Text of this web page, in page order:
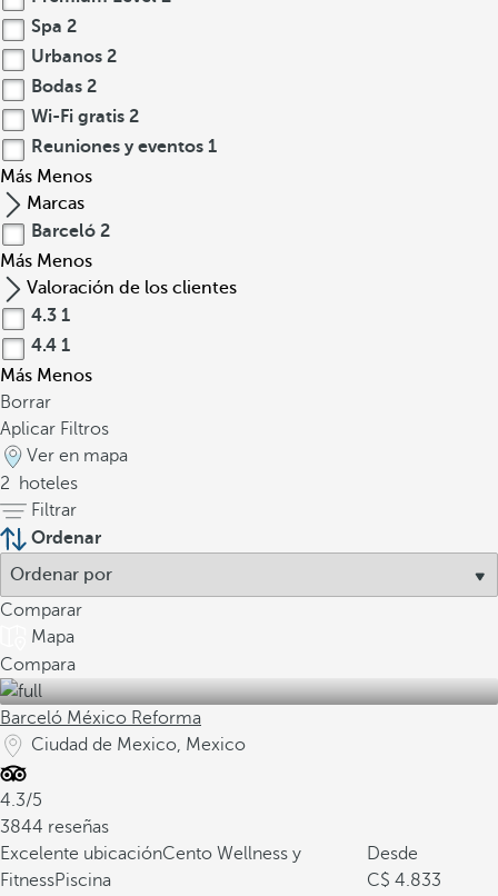
Spa 2
Urbanos 2
Bodas 2
Wi-Fi gratis 2
Reuniones y eventos 1
Más Menos
Marcas
Barceló 2
Más Menos
Valoración de los clientes
4.3 1
4.4 1
Más Menos
Borrar
Aplicar Filtros
Ver en mapa
2
hoteles
Filtrar
Ordenar
Comparar
Mapa
Compara
Barceló México Reforma
Ciudad de Mexico, Mexico
4.3/5
3844 reseñas
Excelente ubicaciónCento Wellness y
FitnessPiscina
Desde
4.833